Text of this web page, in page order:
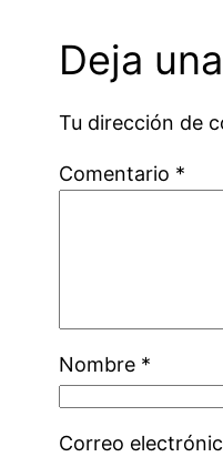
Deja
Tu dirección de
Comentario *
Nombre *
Correo